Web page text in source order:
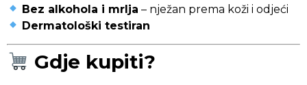
Bez alkohola i mrlja – nježan prema koži i odjeći
Dermatološki testiran
Gdje kupiti?